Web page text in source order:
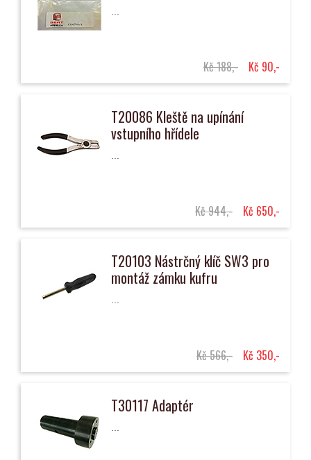
Kč 188,- Kč 90,-
T20086 Kleště na upínání
vstupního hřídele
Kč 944,- Kč 650,-
T20103 Nástrčný klíč SW3 pro
montáž zámku kufru
Kč 566,- Kč 350,-
T30117 Adaptér